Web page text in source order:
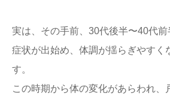
実は、その手前、30代後半〜40代
症状が出始め、体調が揺らぎやすく
す。
この時期から体の変化があらわれ、